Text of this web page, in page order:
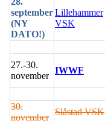
september
(NY
DATO!)
Lillehammer
VSK
27.-30.
november
IWWF
30.
november
Slåstad VSK